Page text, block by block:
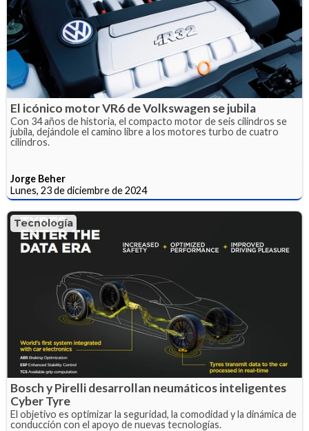
El icónico motor VR6 de Volkswagen se jubila
Con 34 años de historia, el compacto motor de seis cilindros se
jubila, dejándole el camino libre a los motores turbo de cuatro
cilindros.
Jorge Beher
Lunes, 23 de diciembre de 2024
Tecnología
Bosch y Pirelli desarrollan neumáticos inteligentes
Cyber Tyre
El objetivo es optimizar la seguridad, la comodidad y la dinámica de
conducción con el apoyo de nuevas tecnologías.